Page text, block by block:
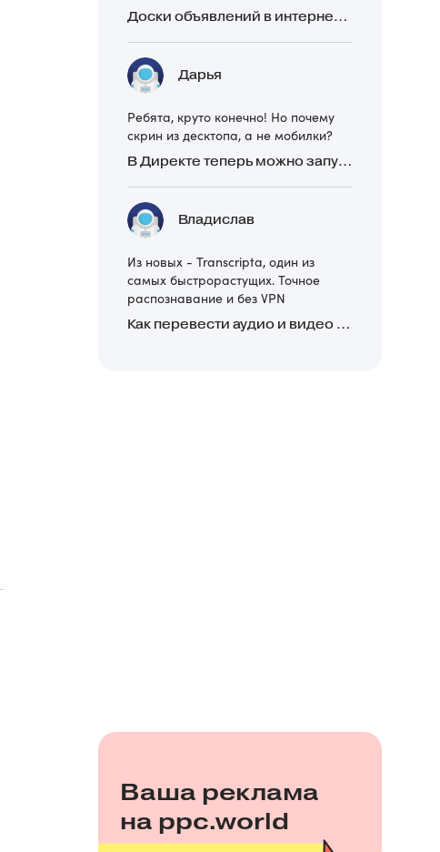
Доски объявлений в интернете: какие лучше и безопаснее? Сравниваем 5 популярных
Дарья
Ребята, круто конечно! Но почему
скрин из десктопа, а не мобилки?
В Директе теперь можно запускать Премиум-билборд для мобильных устройств
Владислав
Из новых - Transcripta, один из
самых быстрорастущих. Точное
распознавание и без VPN
Как перевести аудио и видео в текст: обзор 24 нейросетей, программ и сервисов для транскрибации
Ваша реклама
на ppc.world